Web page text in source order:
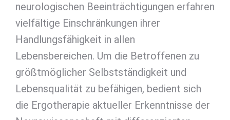
neurologischen Beeinträchtigungen erfahren
vielfältige Einschränkungen ihrer
Handlungsfähigkeit in allen
Lebensbereichen. Um die Betroffenen zu
größtmöglicher Selbstständigkeit und
Lebensqualität zu befähigen, bedient sich
die Ergotherapie aktueller Erkenntnisse der